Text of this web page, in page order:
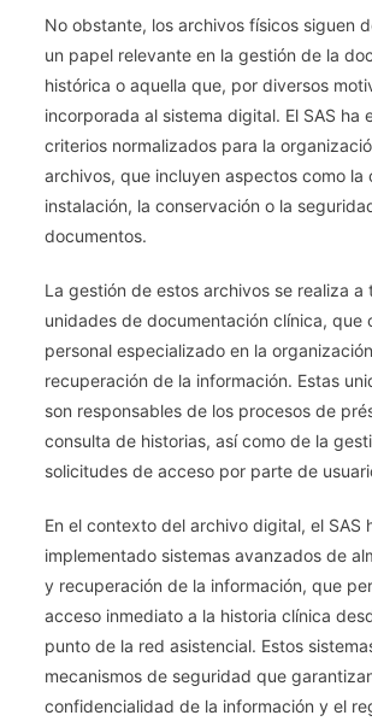
No obstante, los archivos físicos siguen
un papel relevante en la gestión de la
histórica o aquella que, por diversos
incorporada al sistema digital. El SAS ha
criterios normalizados para la
archivos, que incluyen aspectos como la
instalación, la conservación o la
documentos.
La gestión de estos archivos se realiza a
unidades de documentación clínica, que
personal especializado en la
recuperación de la información. Estas
son responsables de los procesos de
consulta de historias, así como de la
solicitudes de acceso por parte de
En el contexto del archivo digital, el SAS
implementado sistemas avanzados de
y recuperación de la información, que
acceso inmediato a la historia clínica
punto de la red asistencial. Estos
mecanismos de seguridad que
confidencialidad de la información y el